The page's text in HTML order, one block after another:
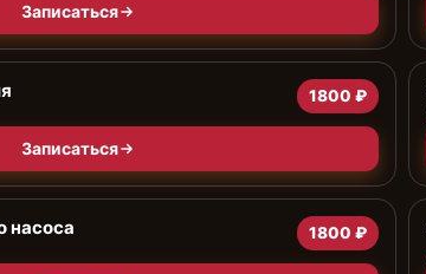
Записаться
1800 ₽
Записаться
насоса 1800 ₽